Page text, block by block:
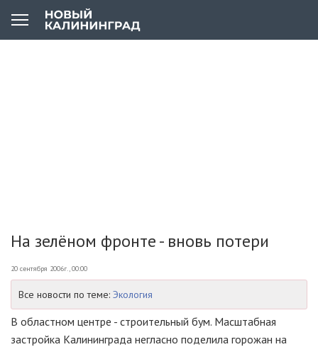
На зелёном фронте - вновь потери
20 сентября 2006г., 00:00
Все новости по теме: Экология
В областном центре - строительный бум. Масштабная
застройка Калининграда негласно поделила горожан на